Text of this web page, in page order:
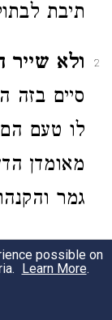
תיבת
2 ולא
סיים בזה
לו טעם
מאומדן
גמר
possible on
Learn More.